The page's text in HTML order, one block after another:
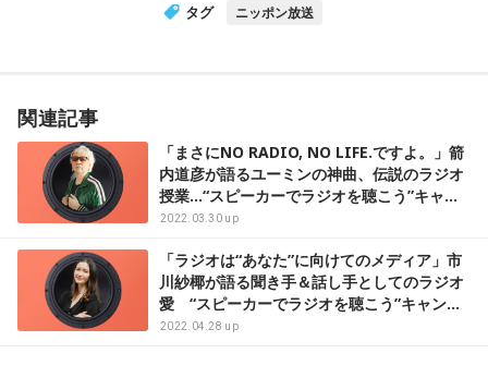
タグ ニッポン放送
関連記事
「まさにNO RADIO, NO LIFE.ですよ。」箭
内道彦が語るユーミンの神曲、伝説のラジオ
授業…“スピーカーでラジオを聴こう”キャン
ペーン インタビュー
2022.03.30 up
「ラジオは“あなた”に向けてのメディア」市
川紗椰が語る聞き手＆話し手としてのラジオ
愛 “スピーカーでラジオを聴こう”キャンペ
ーン インタビュー
2022.04.28 up